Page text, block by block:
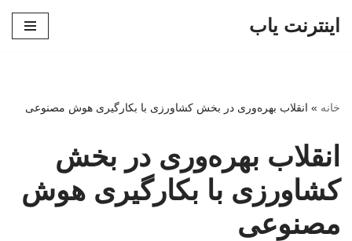
اینترنت یاب
خانه » انقلاب بهره‌وری در بخش کشاورزی با بکارگیری هوش مصنوعی
انقلاب بهره‌وری در بخش
کشاورزی با بکارگیری هوش
مصنوعی